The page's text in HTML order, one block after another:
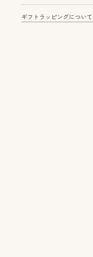
ギフトラッピングについて